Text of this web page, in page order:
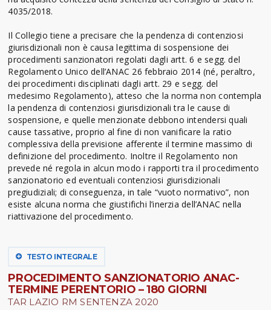
4035/2018.
Il Collegio tiene a precisare che la pendenza di contenziosi
giurisdizionali non è causa legittima di sospensione dei
procedimenti sanzionatori regolati dagli artt. 6 e segg. del
Regolamento Unico dell’ANAC 26 febbraio 2014 (né, peraltro,
dei procedimenti disciplinati dagli artt. 29 e segg. del
medesimo Regolamento), atteso che la norma non contempla
la pendenza di contenziosi giurisdizionali tra le cause di
sospensione, e quelle menzionate debbono intendersi quali
cause tassative, proprio al fine di non vanificare la ratio
complessiva della previsione afferente il termine massimo di
definizione del procedimento. Inoltre il Regolamento non
prevede né regola in alcun modo i rapporti tra il procedimento
sanzionatorio ed eventuali contenziosi giurisdizionali
pregiudiziali; di conseguenza, in tale “vuoto normativo”, non
esiste alcuna norma che giustifichi l’inerzia dell’ANAC nella
riattivazione del procedimento.
TESTO INTEGRALE
PROCEDIMENTO SANZIONATORIO ANAC-
TERMINE PERENTORIO – 180 GIORNI
TAR LAZIO RM SENTENZA 2020